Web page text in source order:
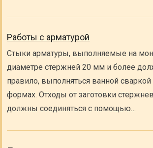
Работы с арматурой
Стыки арматуры, выполняемые на
диаметре стержней 20 мм и более
правило, выполняться ванной
формах. Отходы от заготовки
должны соединяться с помощью…